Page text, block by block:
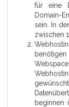
für eine
Domain-
sein. In
zwischen
beginnen